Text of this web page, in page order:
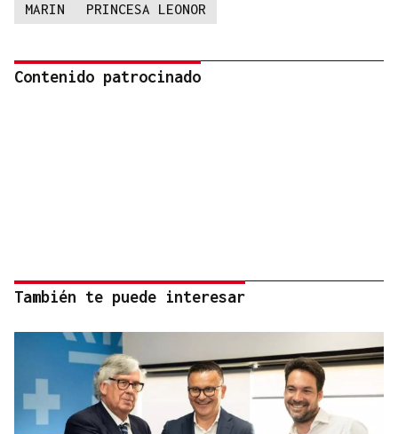
MARIN PRINCESA LEONOR
Contenido patrocinado
También te puede interesar